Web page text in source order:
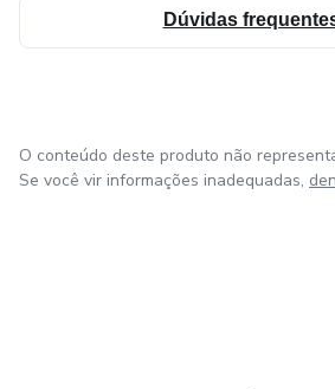
Dúvidas
O conteúdo deste produto não
Se você vir informações inadequadas,